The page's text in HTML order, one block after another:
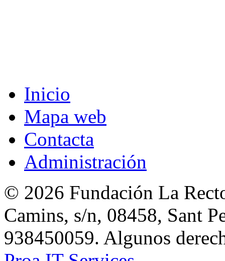
Inicio
Mapa web
Contacta
Administración
© 2026 Fundación La
Camins, s/n, 08458, Sant
938450059. Algunos